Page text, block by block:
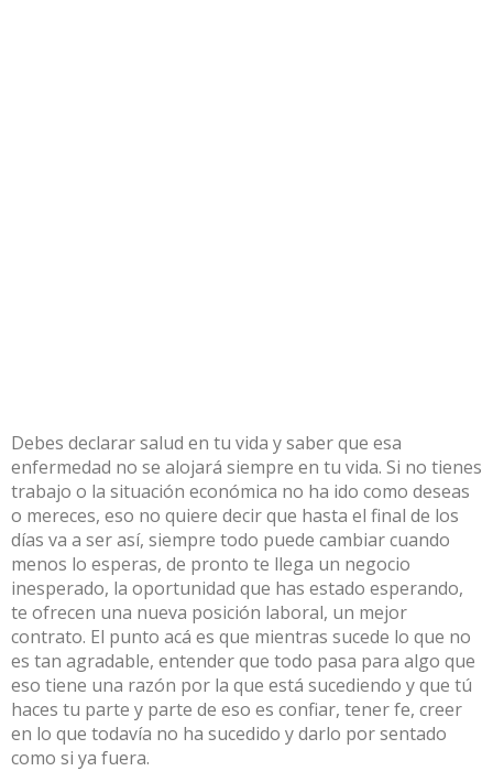
Debes declarar salud en tu vida y saber que esa
enfermedad no se alojará siempre en tu vida. Si no tienes
trabajo o la situación económica no ha ido como deseas
o mereces, eso no quiere decir que hasta el final de los
días va a ser así, siempre todo puede cambiar cuando
menos lo esperas, de pronto te llega un negocio
inesperado, la oportunidad que has estado esperando,
te ofrecen una nueva posición laboral, un mejor
contrato. El punto acá es que mientras sucede lo que no
es tan agradable, entender que todo pasa para algo que
eso tiene una razón por la que está sucediendo y que tú
haces tu parte y parte de eso es confiar, tener fe, creer
en lo que todavía no ha sucedido y darlo por sentado
como si ya fuera.